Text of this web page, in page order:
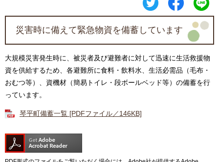
災害時に備えて緊急物資を備蓄しています
大規模災害発生時に、被災者及び避難者に対して迅速に生活救援物
資を供給するため、各避難所に食料・飲料水、生活必需品（毛布・
おむつ等）、資機材（簡易トイレ・段ボールベッド等）の備蓄を行
っています。
琴平町備蓄一覧 [PDFファイル／146KB]